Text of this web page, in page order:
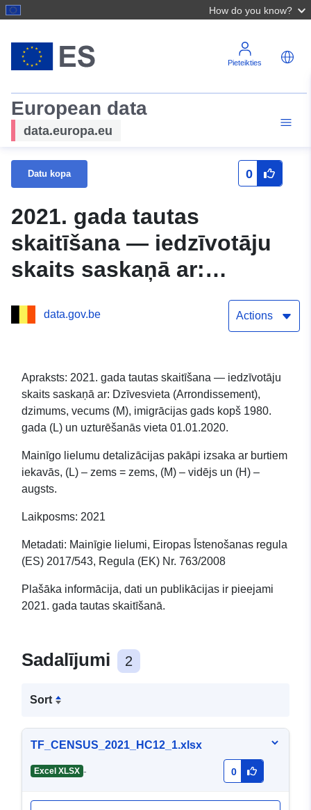
How do you know?
Pieteikties
European data
data.europa.eu
Datu kopa 0
2021. gada tautas
skaitīšana — iedzīvotāju
skaits saskaņā ar:
(Arrondissement),
imigrācijas gads kopš
1980. gada (L) un
uzturēšanās vieta
01.01.2020.
data.gov.be Actions
Apraksts: 2021. gada tautas skaitīšana — iedzīvotāju
skaits saskaņā ar: Dzīvesvieta (Arrondissement),
dzimums, vecums (M), imigrācijas gads kopš 1980.
gada (L) un uzturēšanās vieta 01.01.2020.
Mainīgo lielumu detalizācijas pakāpi izsaka ar burtiem
iekavās, (L) – zems = zems, (M) – vidējs un (H) –
augsts.
Laikposms: 2021
Metadati: Mainīgie lielumi, Eiropas Īstenošanas regula
(ES) 2017/543, Regula (EK) Nr. 763/2008
Plašāka informācija, dati un publikācijas ir pieejami
2021. gada tautas skaitīšanā.
Sadalījumi 2
Sort
TF_CENSUS_2021_HC12_1.xlsx
Excel XLSX - 0